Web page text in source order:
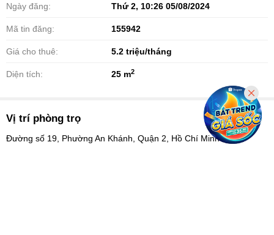
Ngày đăng: Thứ 2, 10:26 05/08/2024
Mã tin đăng: 155942
Giá cho thuê: 5.2 triệu/tháng
Diện tích: 25 m2
Vị trí phòng trọ
Đường số 19, Phường An Khánh, Quận 2, Hồ Chí Minh